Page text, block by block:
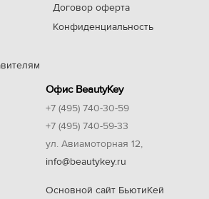
Договор оферта
Конфиденциальность
Офис BeautyKey
+7 (495) 740-30-59
+7 (495) 740-59-33
ул. Авиамоторная 12,
info@beautykey.ru
Основной сайт БьютиКей